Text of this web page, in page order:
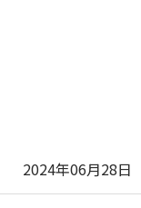
2024年06月28日